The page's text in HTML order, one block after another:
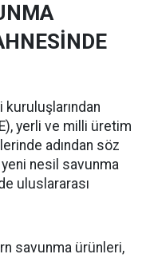
kuruluşlarından
yerli ve milli üretim
adından söz
nesil savunma
uluslararası
savunma ürünleri,